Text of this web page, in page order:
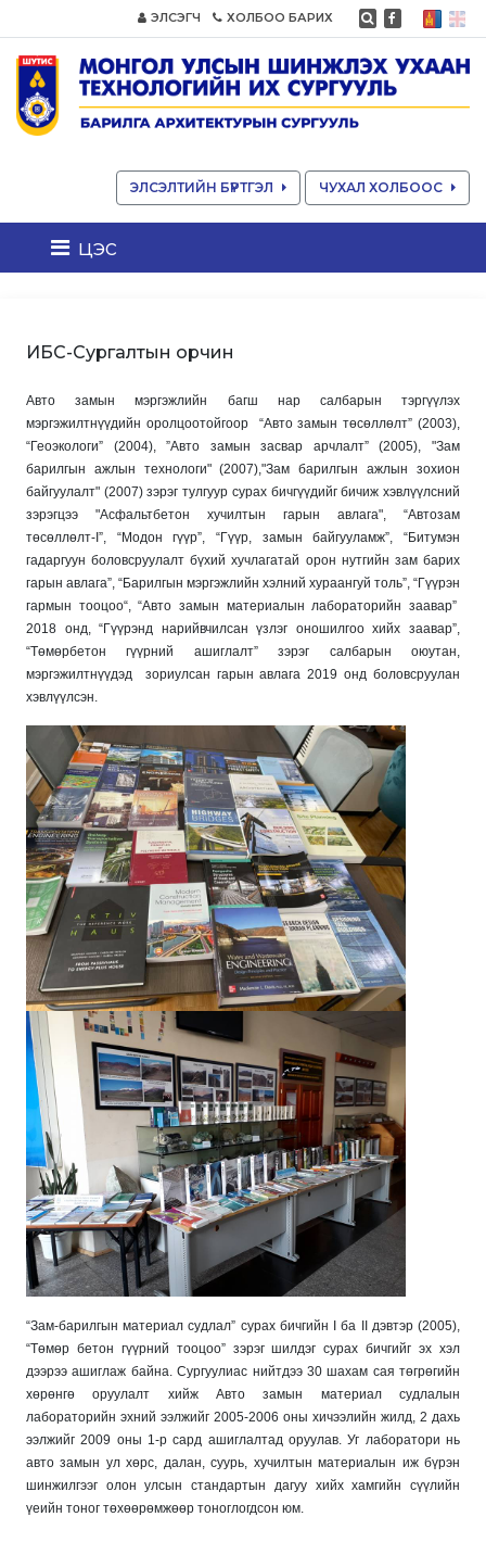
ЭЛСЭГЧ ХОЛБОО БАРИХ
ЭЛСЭЛТИЙН БҮРТГЭЛ ЧУХАЛ ХОЛБООС
цэс
ИБС-Сургалтын орчин
Авто замын мэргэжлийн багш нар салбарын тэргүүлэх
мэргэжилтнүүдийн оролцоотойгоор “Авто замын төсөллөлт” (2003),
“Геоэкологи” (2004), ”Авто замын засвар арчлалт” (2005), "Зам
барилгын ажлын технологи" (2007),"Зам барилгын ажлын зохион
байгуулалт" (2007) зэрэг тулгуур сурах бичгүүдийг бичиж хэвлүүлсний
зэрэгцээ "Асфальтбетон хучилтын гарын авлага", “Автозам
төсөллөлт-I”, “Модон гүүр”, “Гүүр, замын байгууламж”, “Битумэн
гадаргуун боловсруулалт бүхий хучлагатай орон нутгийн зам барих
гарын авлага”, “Барилгын мэргэжлийн хэлний хураангуй толь”, “Гүүрэн
гармын тооцоо“, “Авто замын материалын лабораторийн заавар”
2018 онд, “Гүүрэнд нарийвчилсан үзлэг оношилгоо хийх заавар”,
“Төмөрбетон гүүрний ашиглалт” зэрэг салбарын оюутан,
мэргэжилтнүүдэд зориулсан гарын авлага 2019 онд боловсруулан
хэвлүүлсэн.
“Зам-барилгын материал судлал” сурах бичгийн I ба II дэвтэр (2005),
“Төмөр бетон гүүрний тооцоо” зэрэг шилдэг сурах бичгийг эх хэл
дээрээ ашиглаж байна. Сургуулиас нийтдээ 30 шахам сая төгрөгийн
хөрөнгө оруулалт хийж Авто замын материал судлалын
лабораторийн эхний ээлжийг 2005-2006 оны хичээлийн жилд, 2 дахь
ээлжийг 2009 оны 1-р сард ашиглалтад оруулав. Уг лаборатори нь
авто замын ул хөрс, далан, суурь, хучилтын материалын иж бүрэн
шинжилгээг олон улсын стандартын дагуу хийх хамгийн сүүлийн
үеийн тоног төхөөрөмжөөр тоноглогдсон юм.